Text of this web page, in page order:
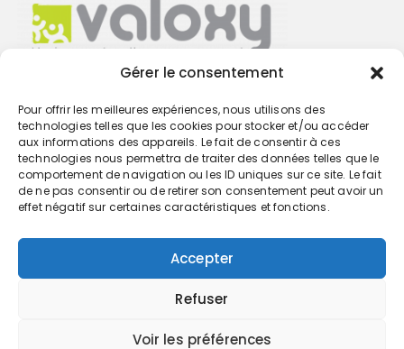
Gérer le consentement
Pour offrir les meilleures expériences, nous utilisons des
technologies telles que les cookies pour stocker et/ou accéder
aux informations des appareils. Le fait de consentir à ces
technologies nous permettra de traiter des données telles que le
comportement de navigation ou les ID uniques sur ce site. Le fait
de ne pas consentir ou de retirer son consentement peut avoir un
effet négatif sur certaines caractéristiques et fonctions.
Accepter
Refuser
Voir les préférences
Trouvez votre cabinet
GO